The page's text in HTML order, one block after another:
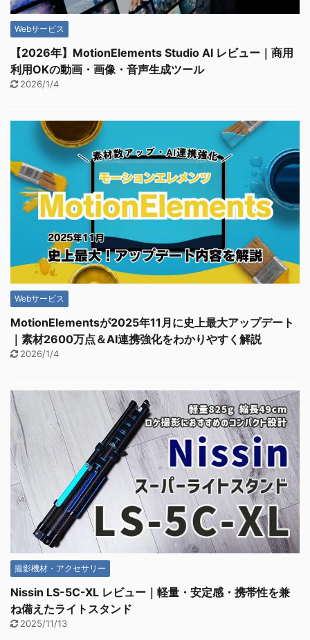
Webサービス
【2026年】MotionElements Studio AI レビュー｜商用
利用OKの動画・画像・音声生成ツール
2026/1/4
Webサービス
MotionElementsが2025年11月に史上最大アップデート
｜素材2600万点＆AI連携強化をわかりやすく解説
2026/1/4
撮影機材・アクセサリー
Nissin LS-5C-XL レビュー｜軽量・安定感・携帯性を兼
ね備えたライトスタンド
2025/11/13